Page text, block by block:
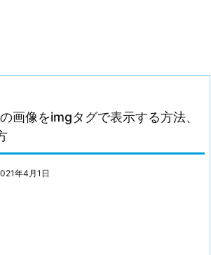
画像をimgタグで表示する方法、
年4月1日